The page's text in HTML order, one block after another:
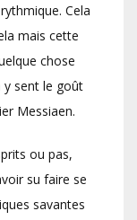
Cela
mais cette
chose
y sent le goût
Messiaen.
ou pas,
su faire se
savantes